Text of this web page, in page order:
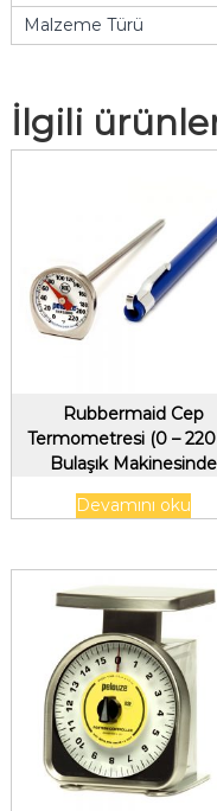
Malzeme Türü
İlgili
Rubbermaid Cep
Termometresi (0 – 220
Bulaşık Makinesinde
Yıkanabilir
Devamını oku